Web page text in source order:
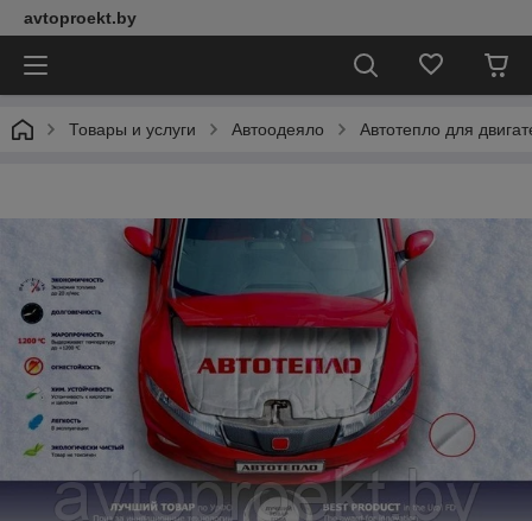
avtoproekt.by
Товары и услуги Автоодеяло Автотепло для